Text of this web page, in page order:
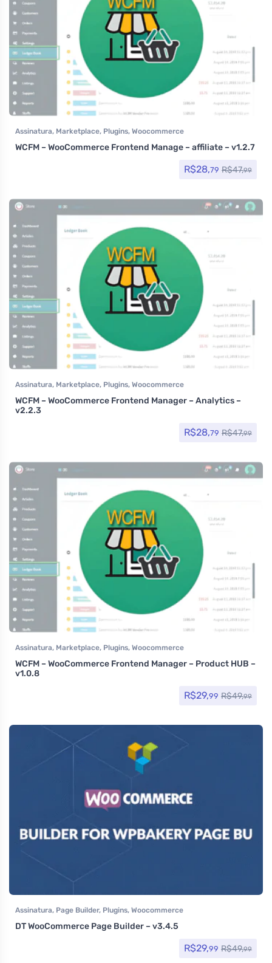
Assinatura, Marketplace, Plugins, Woocommerce
WCFM – WooCommerce Frontend Manage – affiliate – v1.2.7
R$28,79 R$47,99
Assinatura, Marketplace, Plugins, Woocommerce
WCFM – WooCommerce Frontend Manager – Analytics –
v2.2.3
R$28,79 R$47,99
Assinatura, Marketplace, Plugins, Woocommerce
WCFM – WooCommerce Frontend Manager – Product HUB –
v1.0.8
R$29,99 R$49,99
Assinatura, Page Builder, Plugins, Woocommerce
DT WooCommerce Page Builder – v3.4.5
R$29,99 R$49,99